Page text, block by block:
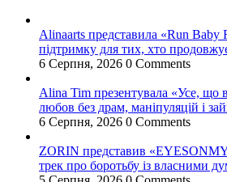
Alinaarts представила «Run Baby
підтримку для тих, хто
6 Серпня, 2026 0 Comments
Alina Tim презентувала «Усе, що
любов без драм, маніпуляцій і
6 Серпня, 2026 0 Comments
ZORIN представив
трек про боротьбу із власними